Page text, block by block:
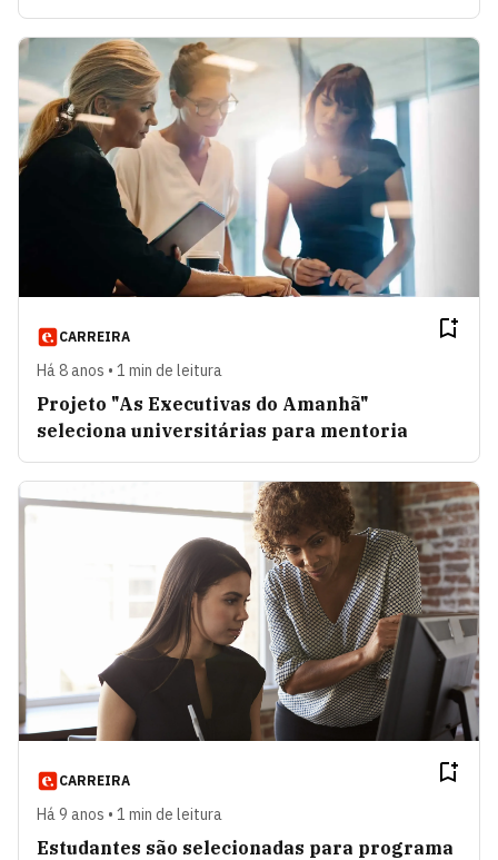
CARREIRA
Há 8 anos • 1 min de leitura
Projeto "As Executivas do Amanhã"
seleciona universitárias para mentoria
CARREIRA
Há 9 anos • 1 min de leitura
Estudantes são selecionadas para programa